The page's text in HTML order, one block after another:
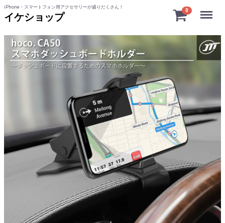
iPhone・スマートフォン用アクセサリーが盛りだくさん！
イケショップ
0 Menu